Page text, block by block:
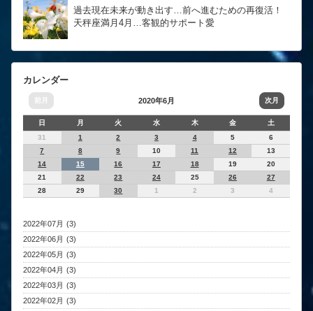
過去現在未来が動き出す…前へ進むための再復活！
天秤座満月4月…客観的サポート愛
カレンダー
前月 2020年6月 次月
日 月 火 水 木 金
土
31
1 2 3 4 5
6
7
8 9 10 11 12
13
14
15 16 17 18 19
20
21
22 23 24 25 26
27
28
29 30 1 2 3 4
2022年07月 (3)
2022年06月 (3)
2022年05月 (3)
2022年04月 (3)
2022年03月 (3)
2022年02月 (3)